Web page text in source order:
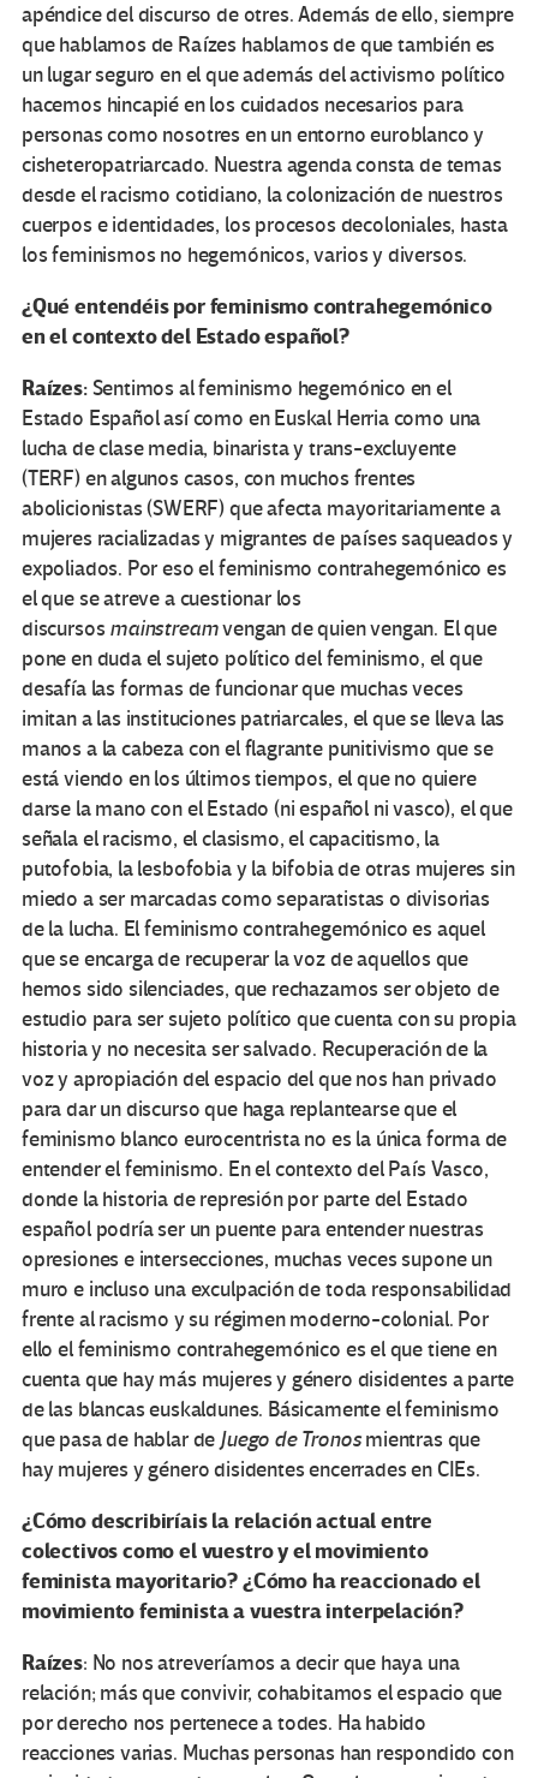
apéndice del discurso de otres. Además de ello, siempre
que hablamos de Raízes hablamos de que también es
un lugar seguro en el que además del activismo político
hacemos hincapié en los cuidados necesarios para
personas como nosotres en un entorno euroblanco y
cisheteropatriarcado. Nuestra agenda consta de temas
desde el racismo cotidiano, la colonización de nuestros
cuerpos e identidades, los procesos decoloniales, hasta
los feminismos no hegemónicos, varios y diversos.
¿Qué entendéis por feminismo contrahegemónico
en el contexto del Estado español?
Raízes:Sentimos al feminismo hegemónico en el
Estado Español así como en Euskal Herria como una
lucha de clase media, binarista y trans-excluyente
(TERF) en algunos casos, con muchos frentes
abolicionistas (SWERF) que afecta mayoritariamente a
mujeres racializadas y migrantes de países saqueados y
expoliados. Por eso el feminismo contrahegemónico es
el que se atreve a cuestionar los
discursos mainstreamvengan de quien vengan. El que
pone en duda el sujeto político del feminismo, el que
desafía las formas de funcionar que muchas veces
imitan a las instituciones patriarcales, el que se lleva las
manos a la cabeza con el flagrante punitivismo que se
está viendo en los últimos tiempos, el que no quiere
darse la mano con el Estado (ni español ni vasco), el que
señala el racismo, el clasismo, el capacitismo, la
putofobia, la lesbofobia y la bifobia de otras mujeres sin
miedo a ser marcadas como separatistas o divisorias
de la lucha. El feminismo contrahegemónico es aquel
que se encarga de recuperar la voz de aquellos que
hemos sido silenciades, que rechazamos ser objeto de
estudio para ser sujeto político que cuenta con su propia
historia y no necesita ser salvado. Recuperación de la
voz y apropiación del espacio del que nos han privado
para dar un discurso que haga replantearse que el
feminismo blanco eurocentrista no es la única forma de
entender el feminismo. En el contexto del País Vasco,
donde la historia de represión por parte del Estado
español podría ser un puente para entender nuestras
opresiones e intersecciones, muchas veces supone un
muro e incluso una exculpación de toda responsabilidad
frente al racismo y su régimen moderno-colonial. Por
ello el feminismo contrahegemónico es el que tiene en
cuenta que hay más mujeres y género disidentes a parte
de las blancas euskaldunes. Básicamente el feminismo
que pasa de hablar deJuego de Tronosmientras que
hay mujeres y género disidentes encerrades en CIEs.
¿Cómo describiríais la relación actual entre
colectivos como el vuestro y el movimiento
feminista mayoritario? ¿Cómo ha reaccionado el
movimiento feminista a vuestra interpelación?
Raízes: No nos atreveríamos a decir que haya una
relación; más que convivir, cohabitamos el espacio que
por derecho nos pertenece a todes. Ha habido
reacciones varias. Muchas personas han respondido con